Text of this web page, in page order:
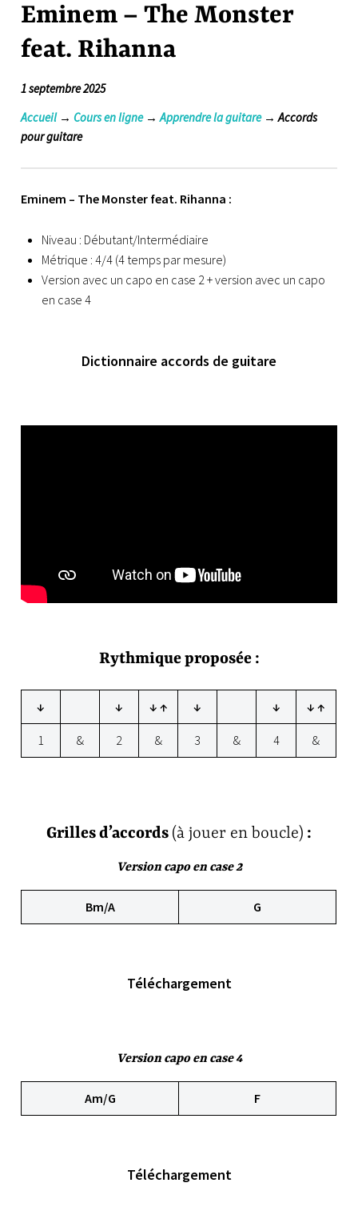
Eminem – The Monster
feat. Rihanna
1 septembre 2025
Accueil→Cours en ligne→Apprendre la guitare→ Accords
pour guitare
Eminem – The Monster feat. Rihanna :
Niveau : Débutant/Intermédiaire
Métrique : 4/4 (4 temps par mesure)
Version avec un capo en case 2 + version avec un capo
en case 4
Dictionnaire accords de guitare
Rythmique proposée :
↓ ↓ ↓ ↑ ↓ ↓ ↓ ↑
1 & 2 & 3 & 4 &
Grilles d’accords (à jouer en boucle) :
Version capo en case 2
Bm/A G
Téléchargement
Version capo en case 4
Am/G F
Téléchargement